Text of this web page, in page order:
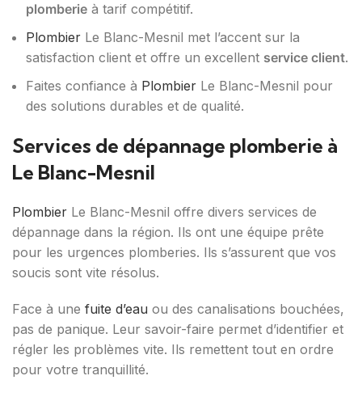
plomberie à tarif compétitif.
Plombier Le Blanc-Mesnil met l’accent sur la
satisfaction client et offre un excellent service client.
Faites confiance à Plombier Le Blanc-Mesnil pour
des solutions durables et de qualité.
Services de dépannage plomberie à
Le Blanc-Mesnil
Plombier Le Blanc-Mesnil offre divers services de
dépannage dans la région. Ils ont une équipe prête
pour les urgences plomberies. Ils s’assurent que vos
soucis sont vite résolus.
Face à une fuite d’eau ou des canalisations bouchées,
pas de panique. Leur savoir-faire permet d’identifier et
régler les problèmes vite. Ils remettent tout en ordre
pour votre tranquillité.